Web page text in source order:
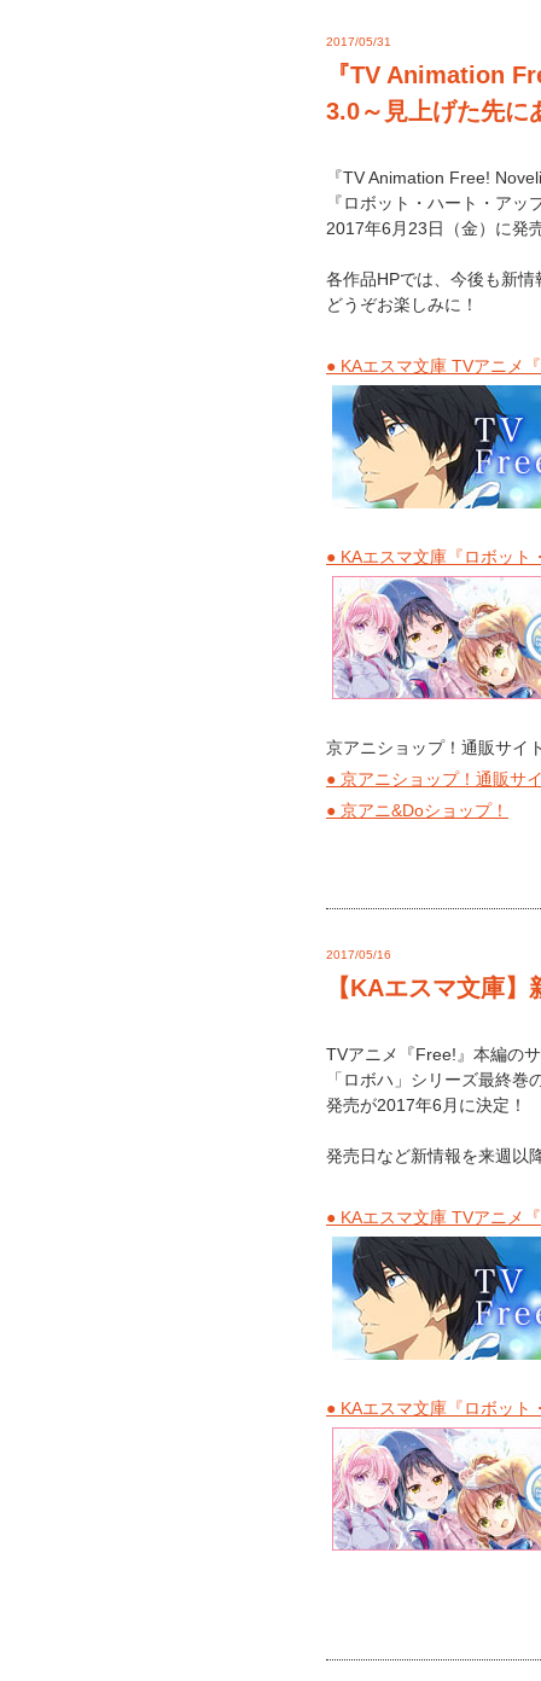
2017/05/31
『TV Animation
3.0～見上げた先に
『TV Animation Free!
『ロボット・ハート・ア
2017年6月23日（金）に発
各作品HPでは、今後も新
どうぞお楽しみに！
● KAエスマ文庫 TVアニメ
● KAエスマ文庫『ロボット
京アニショップ！通販サイ
● 京アニショップ！通販サ
● 京アニ&Doショップ！
2017/05/16
【KAエスマ文庫
TVアニメ『Free!』本編の
「ロボハ」シリーズ最終
発売が2017年6月に決定！
発売日など新情報を来週以
● KAエスマ文庫 TVアニメ
● KAエスマ文庫『ロボット